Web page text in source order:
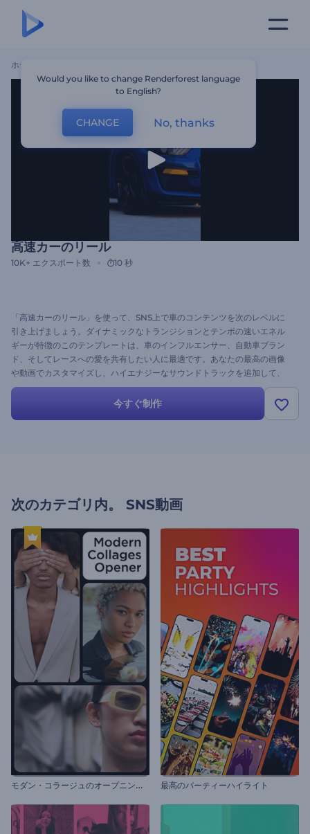
ホーム
高速カーのリール
10K+ エクスポート数 10 秒
「高速カーのリール」を使って、SNS上で車のコンテンツを次のレベルに
引き上げましょう。ダイナミックなトランジションとテンポの速いエネル
ギーが特徴のこのテンプレートは、車のインフルエンサー、自動車ブラン
ド、そしてレースへの愛を共有したい人に最適です。あなたの最高の画像
や動画でカスタマイズし、ハイエナジーなサウンドトラックを追加して、
フォロワーにラッシュを感じてもらいましょう。今すぐ作成して、ソーシ
ャルメディアでの存在感を高めましょう！
今すぐ制作
次のカテゴリ内。 SNS動画
モ
ダン・コラージュのオープニング動画 最高のパーティーハイライト
Would you like to change Renderforest language
to English?
CHANGE No, thanks